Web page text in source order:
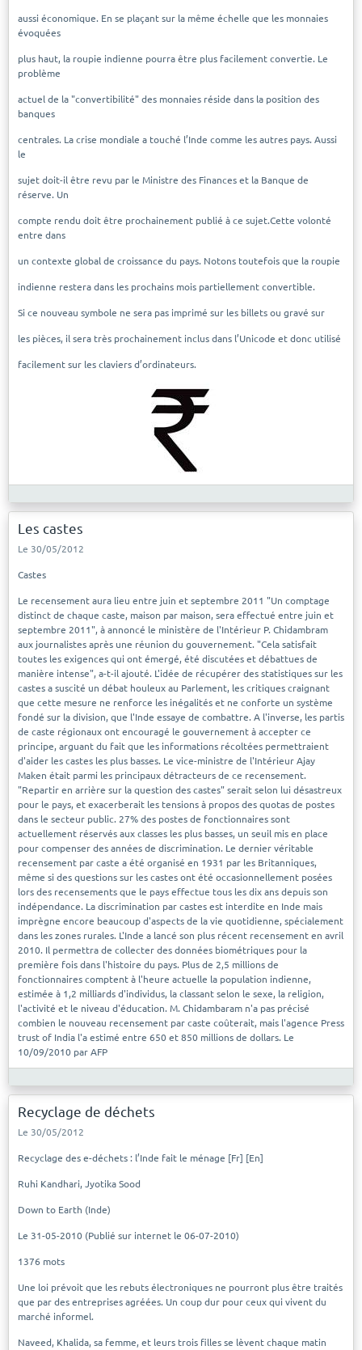
aussi économique. En se plaçant sur la même échelle que les monnaies
évoquées
plus haut, la roupie indienne pourra être plus facilement convertie. Le
problème
actuel de la "convertibilité" des monnaies réside dans la position des
banques
centrales. La crise mondiale a touché l’Inde comme les autres pays. Aussi
le
sujet doit-il être revu par le Ministre des Finances et la Banque de
réserve. Un
compte rendu doit être prochainement publié à ce sujet.Cette volonté
entre dans
un contexte global de croissance du pays. Notons toutefois que la roupie
indienne restera dans les prochains mois partiellement convertible.
Si ce nouveau symbole ne sera pas imprimé sur les billets ou gravé sur
les pièces, il sera très prochainement inclus dans l’Unicode et donc utilisé
facilement sur les claviers d’ordinateurs.
Les castes
Le 30/05/2012
Castes
Le recensement aura lieu entre juin et septembre 2011 "Un comptage
distinct de chaque caste, maison par maison, sera effectué entre juin et
septembre 2011", à annoncé le ministère de l'Intérieur P. Chidambram
aux journalistes après une réunion du gouvernement. "Cela satisfait
toutes les exigences qui ont émergé, été discutées et débattues de
manière intense", a-t-il ajouté. L'idée de récupérer des statistiques sur les
castes a suscité un débat houleux au Parlement, les critiques craignant
que cette mesure ne renforce les inégalités et ne conforte un système
fondé sur la division, que l'Inde essaye de combattre. A l'inverse, les partis
de caste régionaux ont encouragé le gouvernement à accepter ce
principe, arguant du fait que les informations récoltées permettraient
d'aider les castes les plus basses. Le vice-ministre de l'Intérieur Ajay
Maken était parmi les principaux détracteurs de ce recensement.
"Repartir en arrière sur la question des castes" serait selon lui désastreux
pour le pays, et exacerberait les tensions à propos des quotas de postes
dans le secteur public. 27% des postes de fonctionnaires sont
actuellement réservés aux classes les plus basses, un seuil mis en place
pour compenser des années de discrimination. Le dernier véritable
recensement par caste a été organisé en 1931 par les Britanniques,
même si des questions sur les castes ont été occasionnellement posées
lors des recensements que le pays effectue tous les dix ans depuis son
indépendance. La discrimination par castes est interdite en Inde mais
imprègne encore beaucoup d'aspects de la vie quotidienne, spécialement
dans les zones rurales. L'Inde a lancé son plus récent recensement en avril
2010. Il permettra de collecter des données biométriques pour la
première fois dans l'histoire du pays. Plus de 2,5 millions de
fonctionnaires comptent à l'heure actuelle la population indienne,
estimée à 1,2 milliards d'individus, la classant selon le sexe, la religion,
l'activité et le niveau d'éducation. M. Chidambaram n'a pas précisé
combien le nouveau recensement par caste coûterait, mais l'agence Press
trust of India l'a estimé entre 650 et 850 millions de dollars. Le
10/09/2010 par AFP
Recyclage de déchets
Le 30/05/2012
Recyclage des e-déchets : l’Inde fait le ménage [Fr] [En]
Ruhi Kandhari, Jyotika Sood
Down to Earth (Inde)
Le 31-05-2010 (Publié sur internet le 06-07-2010)
1376 mots
Une loi prévoit que les rebuts électroniques ne pourront plus être traités
que par des entreprises agréées. Un coup dur pour ceux qui vivent du
marché informel.
Naveed, Khalida, sa femme, et leurs trois filles se lèvent chaque matin